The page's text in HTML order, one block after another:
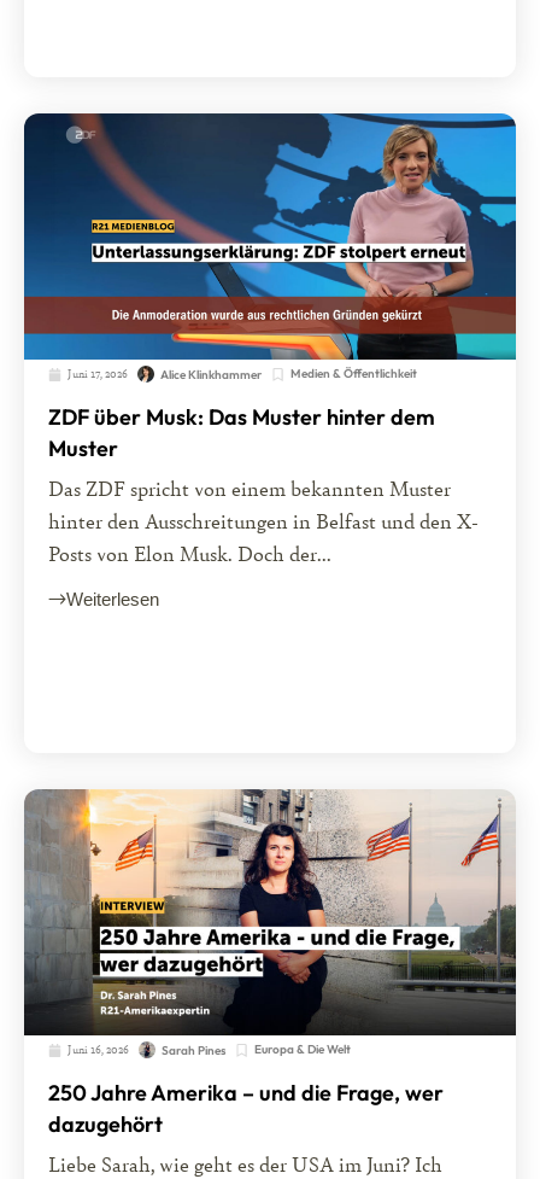
Juni 17, 2026 Alice Klinkhammer Medien & Öffentlichkeit
ZDF über Musk: Das Muster hinter dem
Muster
Das ZDF spricht von einem bekannten Muster
hinter den Ausschreitungen in Belfast und den X-
Posts von Elon Musk. Doch der...
Weiterlesen
Juni 16, 2026 Sarah Pines Europa & Die Welt
250 Jahre Amerika – und die Frage, wer
dazugehört
Liebe Sarah, wie geht es der USA im Juni? Ich